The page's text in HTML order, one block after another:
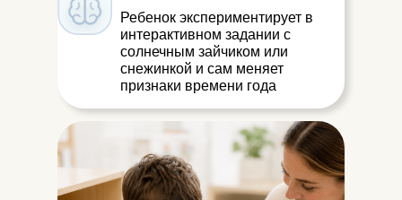
Ребенок экспериментирует в
интерактивном задании с
солнечным зайчиком или
снежинкой и сам меняет
признаки времени года